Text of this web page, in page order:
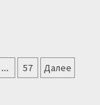
… 57 Далее